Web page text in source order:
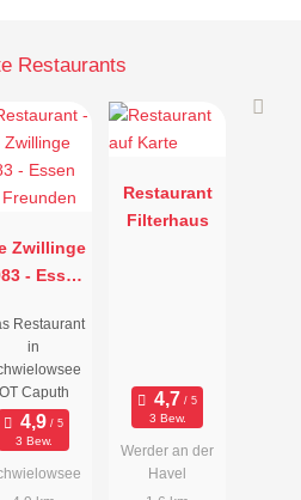
Restaurants
Zwillinge
- Essen
Restaurant
in
OT Caputh
3 Bew.
Restaurant
Filterhaus
3 Bew.
Werder an der
Havel